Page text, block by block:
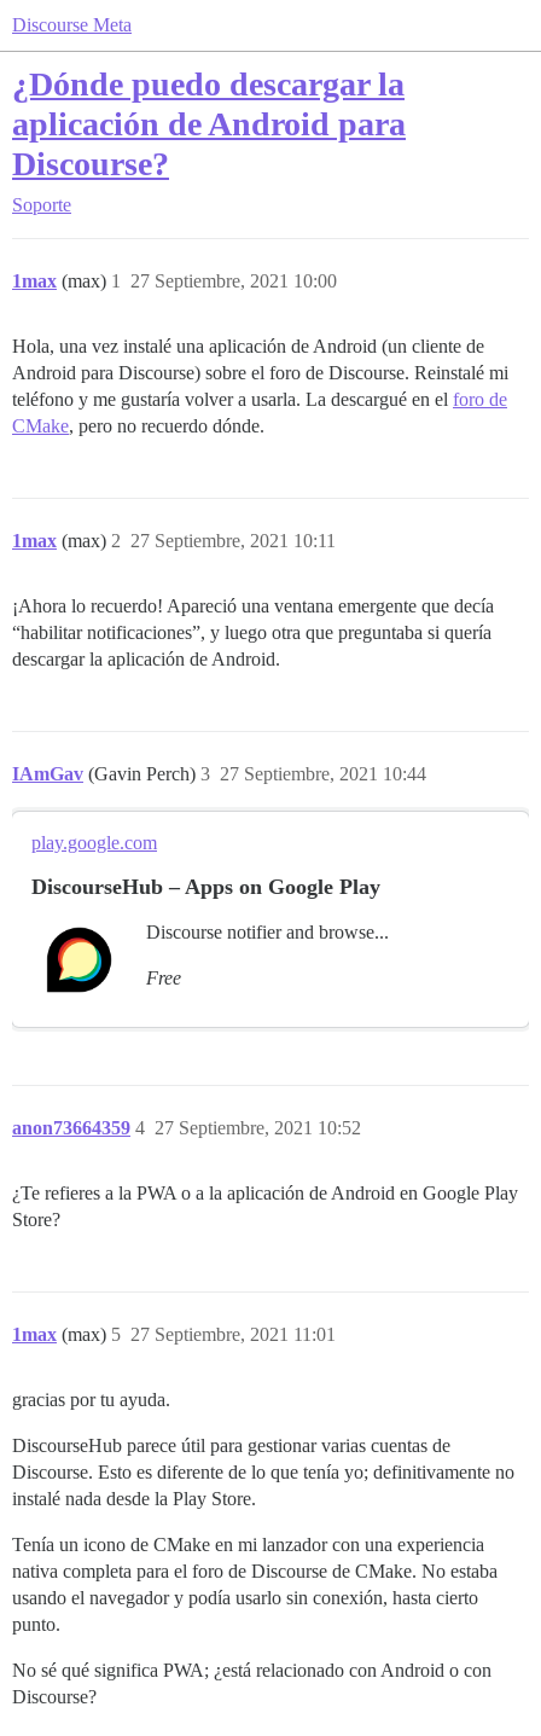
Discourse Meta
¿Dónde puedo descargar la
aplicación de Android para
Discourse?
Soporte
1max (max) 27 Septiembre, 2021 10:00
1
Hola, una vez instalé una aplicación de Android (un cliente de
Android para Discourse) sobre el foro de Discourse. Reinstalé mi
teléfono y me gustaría volver a usarla. La descargué en el foro de
CMake, pero no recuerdo dónde.
1max (max) 27 Septiembre, 2021 10:11
2
¡Ahora lo recuerdo! Apareció una ventana emergente que decía
“habilitar notificaciones”, y luego otra que preguntaba si quería
descargar la aplicación de Android.
IAmGav (Gavin Perch) 27 Septiembre, 2021 10:44
3
play.google.com
DiscourseHub – Apps on Google Play
Discourse notifier and browse...
Free
anon73664359 27 Septiembre, 2021 10:52
4
¿Te refieres a la PWA o a la aplicación de Android en Google Play
Store?
1max (max) 27 Septiembre, 2021 11:01
5
gracias por tu ayuda.
DiscourseHub parece útil para gestionar varias cuentas de
Discourse. Esto es diferente de lo que tenía yo; definitivamente no
instalé nada desde la Play Store.
Tenía un icono de CMake en mi lanzador con una experiencia
nativa completa para el foro de Discourse de CMake. No estaba
usando el navegador y podía usarlo sin conexión, hasta cierto
punto.
No sé qué significa PWA; ¿está relacionado con Android o con
Discourse?